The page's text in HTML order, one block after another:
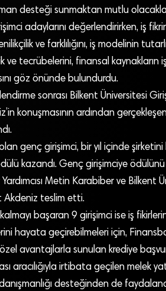
desteği sunmaktan mutlu
adaylarını değerlendirirken, iş
ve farklılığını, iş modelinin
ve tecrübelerini, finansal kaynakların
göz önünde bulundurdu.
sonrası Bilkent Üniversitesi
konuşmasının ardından
genç girişimci, bir yıl içinde
kazandı. Genç girişimciye ödülünü
Metin Karabiber ve Bilkent
Akdeniz teslim etti.
başaran 9 girişimci ise iş
hayata geçirebilmeleri için,
avantajlarla sunulan krediye
aracılığıyla irtibata geçilen melek
desteğinden de